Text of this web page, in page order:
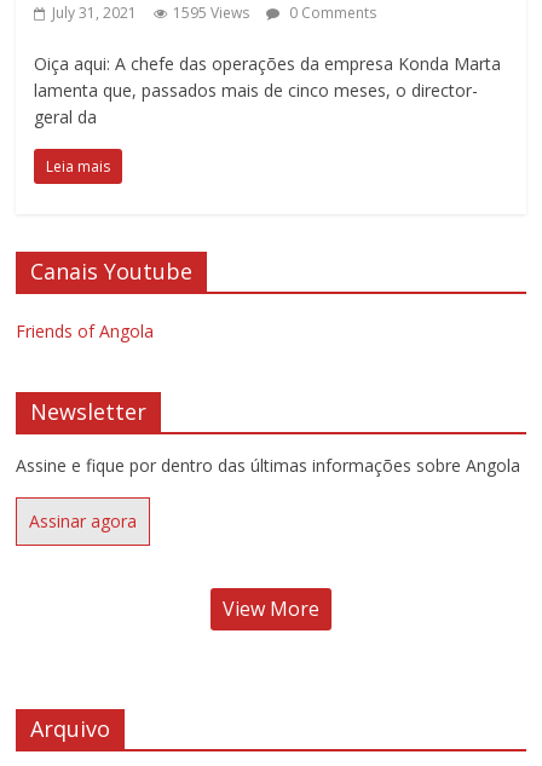
July 31, 2021 1595 Views 0 Comments
Oiça aqui: A chefe das operações da empresa Konda Marta
lamenta que, passados mais de cinco meses, o director-
geral da
Leia mais
Canais Youtube
Friends of Angola
Newsletter
Assine e fique por dentro das últimas informações sobre Angola
Assinar agora
View More
Arquivo